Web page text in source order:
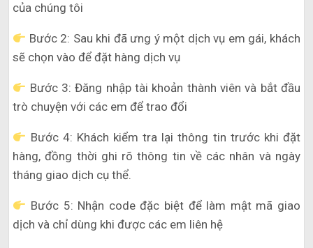
của chúng tôi
Bước 2: Sau khi đã ưng ý một dịch vụ em gái, khách
sẽ chọn vào để đặt hàng dịch vụ
Bước 3: Đăng nhập tài khoản thành viên và bắt đầu
trò chuyện với các em để trao đổi
Bước 4: Khách kiểm tra lại thông tin trước khi đặt
hàng, đồng thời ghi rõ thông tin về các nhân và ngày
tháng giao dịch cụ thể.
Bước 5: Nhận code đặc biệt để làm mật mã giao
dịch và chỉ dùng khi được các em liên hệ